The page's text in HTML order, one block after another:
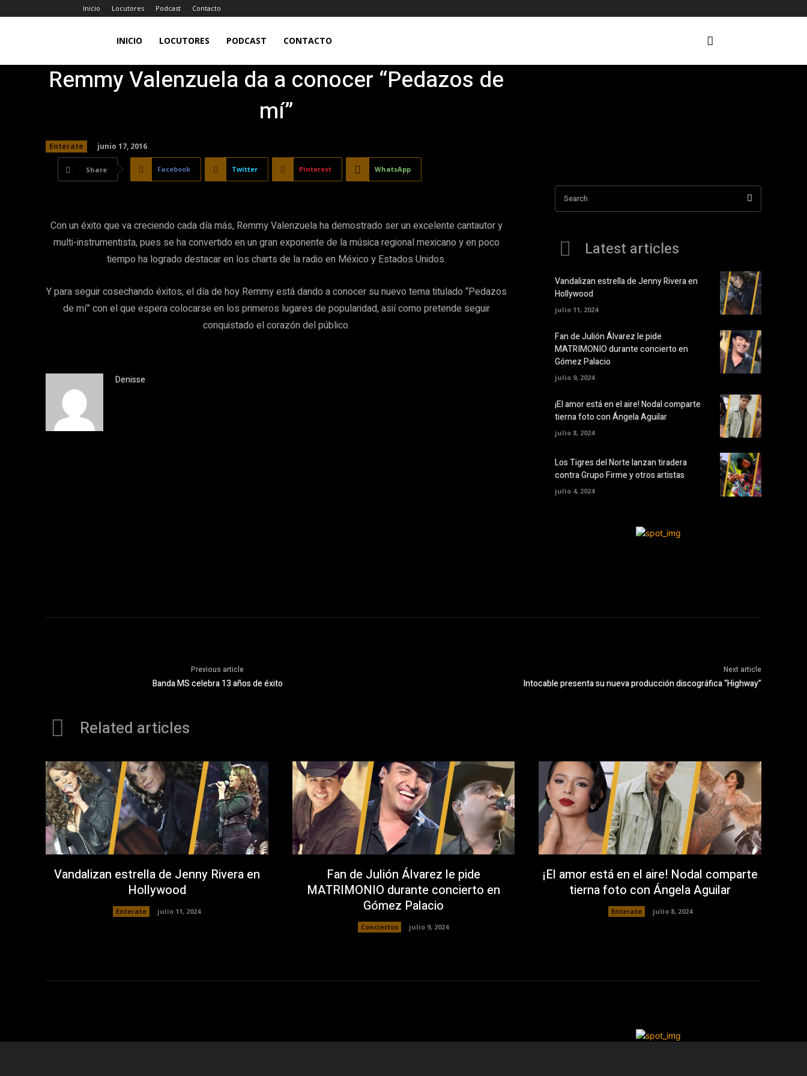
Inicio Locutores Podcast Contacto
JEFA
INICIO LOCUTORES PODCAST CONTACTO
Remmy Valenzuela da a conocer “Pedazos de
mí”
Enterate junio 17, 2016
Share Facebook Twitter Pinterest WhatsApp
Con un éxito que va creciendo cada día más, Remmy Valenzuela ha demostrado ser un excelente cantautor y
multi-instrumentista, pues se ha convertido en un gran exponente de la música regional mexicano y en poco
tiempo ha logrado destacar en los charts de la radio en México y Estados Unidos.
Y para seguir cosechando éxitos, el día de hoy Remmy está dando a conocer su nuevo tema titulado “Pedazos
de mí” con el que espera colocarse en los primeros lugares de popularidad, asií como pretende seguir
conquistado el corazón del público.
Denisse
Search
Latest articles
Vandalizan estrella de Jenny Rivera en
Hollywood
julio 11, 2024
Fan de Julión Álvarez le pide
MATRIMONIO durante concierto en
Gómez Palacio
julio 9, 2024
¡El amor está en el aire! Nodal comparte
tierna foto con Ángela Aguilar
julio 8, 2024
Los Tigres del Norte lanzan tiradera
contra Grupo Firme y otros artistas
julio 4, 2024
Previous article
Banda MS celebra 13 años de éxito
Next article
Intocable presenta su nueva producción discográfica “Highway”
Related articles
Vandalizan estrella de Jenny Rivera en
Hollywood
Enterate julio 11, 2024
Fan de Julión Álvarez le pide
MATRIMONIO durante concierto en
Gómez Palacio
Conciertos julio 9, 2024
¡El amor está en el aire! Nodal comparte
tierna foto con Ángela Aguilar
Enterate julio 8, 2024